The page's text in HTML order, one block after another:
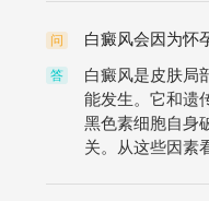
问 白癜风会因为怀
答
白癜风是皮肤局
能发生。它和遗
黑色素细胞自身
关。从这些因素